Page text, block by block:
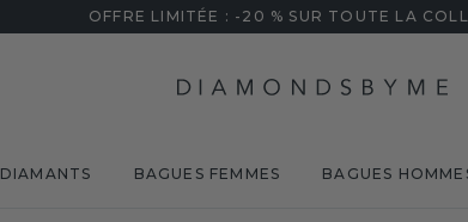
OFFRE LIMITÉE : -20 % SUR TOUTE LA
DIAMANTS BAGUES FEMMES BAGUES